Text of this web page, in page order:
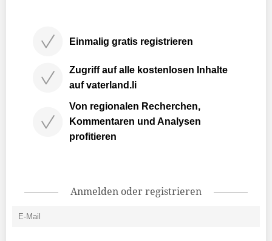
Einmalig gratis registrieren
Zugriff auf alle kostenlosen Inhalte
auf vaterland.li
Von regionalen Recherchen,
Kommentaren und Analysen
profitieren
Anmelden oder registrieren